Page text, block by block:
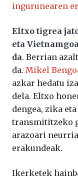
ingurunearen
Eltxo tigrea
eta
da. Berrian
da. Mikel
azkar hedatu
dela. Eltxo
dengea, zika
transmititzeko
arazoari
erakundeak.
Ikerketek